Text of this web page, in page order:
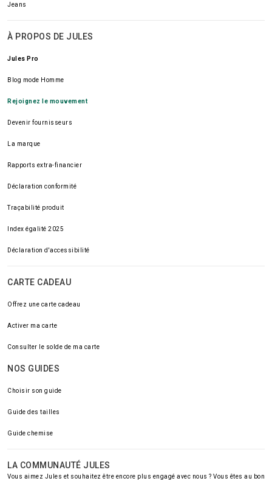
Jeans
À PROPOS DE JULES
Jules Pro
Blog mode Homme
Rejoignez le mouvement
Devenir fournisseurs
La marque
Rapports extra-financier
Déclaration conformité
Traçabilité produit
Index égalité 2025
Déclaration d'accessibilité
CARTE CADEAU
Offrez une carte cadeau
Activer ma carte
Consulter le solde de ma carte
NOS GUIDES
Choisir son guide
Guide des tailles
Guide chemise
LA COMMUNAUTÉ JULES
Vous aimez Jules et souhaitez être encore plus engagé avec nous ? Vous êtes au bon